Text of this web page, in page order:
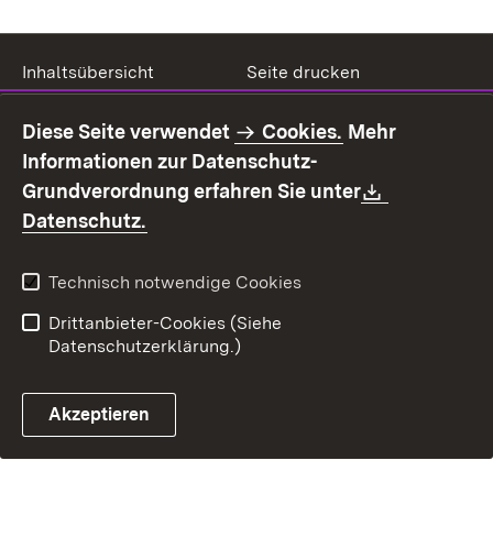
Inhaltsübersicht
Seite drucken
Benutzungshinweise
Erklärung zur
Barrierefreiheit
Kontakt
Fehlerhaften Link melden
Diese Seite verwendet Cookies. Mehr
Informationen zur Datenschutz-
Grundverordnung erfahren Sie unter
Datenschutz.
Technisch notwendige Cookies
Drittanbieter-Cookies (Siehe
Datenschutzerklärung.)
Akzeptieren